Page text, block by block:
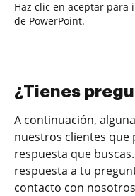
Haz clic en aceptar para
de PowerPoint.
¿Tienes
A continuación,
nuestros clientes
respuesta que
respuesta a tu
contacto con